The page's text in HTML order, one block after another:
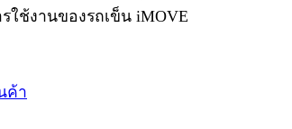
ใช้งานของรถเข็น iMOVE
ค้า